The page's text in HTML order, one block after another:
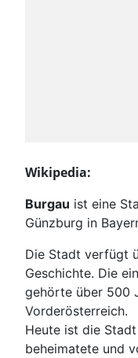
Wikipedia:
Burgau ist eine
Günzburg in
Die Stadt verfügt
Geschichte. Die
gehörte über 500
Vorderösterreich.
Heute ist die
beheimatete und